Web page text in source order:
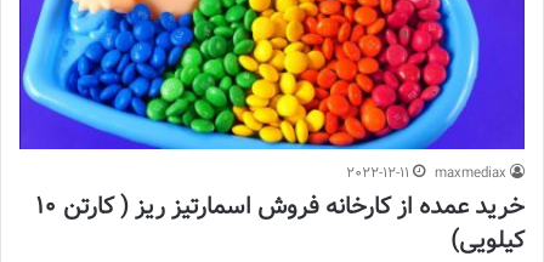
maxmediax
2022-12-11
خرید عمده از کارخانه فروش اسمارتیز ریز ( کارتن 10
کیلویی)